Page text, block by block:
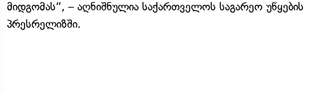
მიდგომას“, – აღნიშნულია საქართველოს საგარეო უწყების
პრესრელიზში.